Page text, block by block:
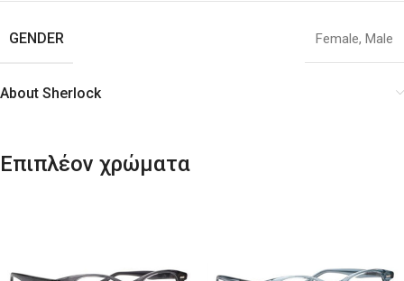
GENDER Female, Male
About Sherlock
Επιπλέον χρώματα